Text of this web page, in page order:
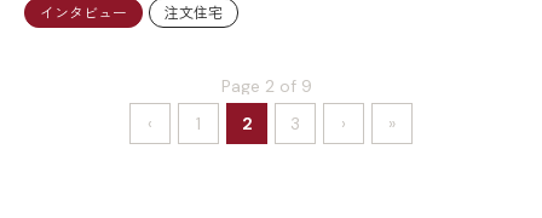
インタビュー
注文住宅
Page 2 of 9
‹
1 2 3 › »